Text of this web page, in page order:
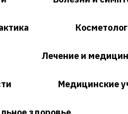
Лечение и
Медицинские